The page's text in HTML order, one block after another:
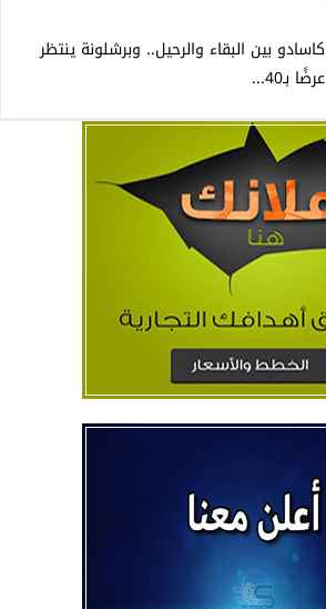
كاسادو بين البقاء والرحيل.. وبرشلونة ينتظر
عرضًا بـ40...